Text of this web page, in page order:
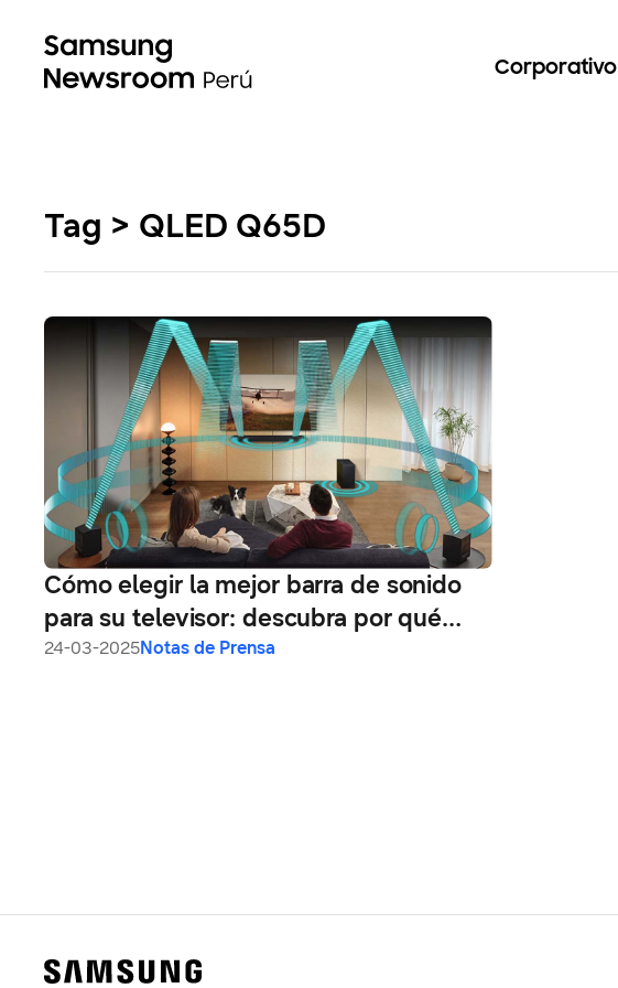
Corporativo
Tag > QLED Q65D
Cómo elegir la mejor barra de sonido
para su televisor: descubra por qué
Samsung es líder mundial desde hace
24-03-2025Notas de Prensa